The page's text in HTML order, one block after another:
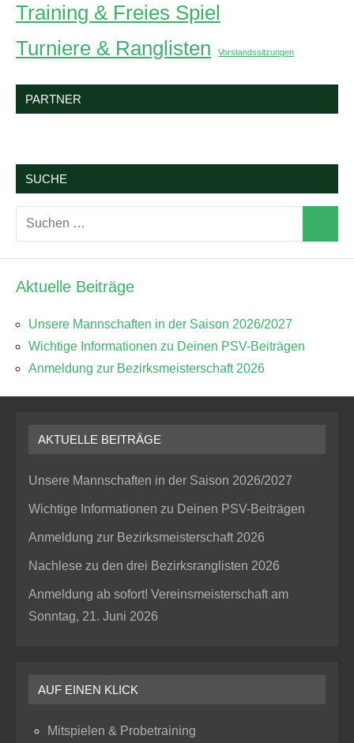
Training & Freies Spiel
Turniere & Ranglisten
Vorstandssitzungen
PARTNER
SUCHE
Suchen
nach:
Aktuelle Beiträge
Unsere Mannschaften in der Saison 2026/2027
Wichtige Informationen zu Deinen PSV-Beiträgen
Anmeldung zur Bezirksmeisterschaft 2026
AKTUELLE BEITRÄGE
Unsere Mannschaften in der Saison 2026/2027
Wichtige Informationen zu Deinen PSV-Beiträgen
Anmeldung zur Bezirksmeisterschaft 2026
Nachlese zu den drei Bezirksranglisten 2026
Anmeldung ab sofort! Vereinsmeisterschaft am
Sonntag, 21. Juni 2026
AUF EINEN KLICK
Mitspielen & Probetraining